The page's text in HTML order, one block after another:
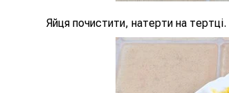
Яйця почистити, натерти на тертці.